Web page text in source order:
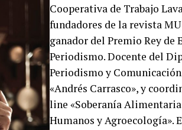
Cooperativa de Trabajo
fundadores de la revista
ganador del Premio Rey de
Periodismo. Docente del
Periodismo y
«Andrés Carrasco», y
line «Soberanía
Humanos y Agroecología».